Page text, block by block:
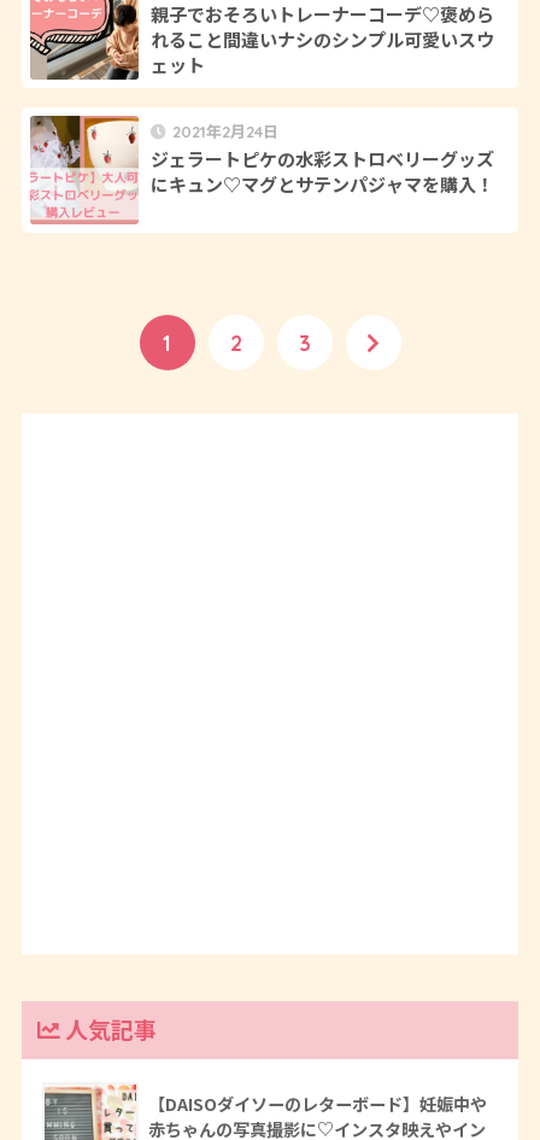
親子でおそろいトレーナーコーデ♡褒めら
れること間違いナシのシンプル可愛いスウ
ェット
2021年2月24日
ジェラートピケの水彩ストロベリーグッズ
にキュン♡マグとサテンパジャマを購入！
1 2 3
人気記事
【DAISOダイソーのレターボード】妊娠中や
赤ちゃんの写真撮影に♡インスタ映えやイン